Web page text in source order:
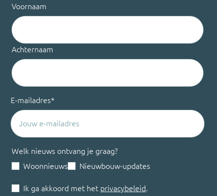
Voornaam
Achternaam
E-mailadres*
Welk nieuws ontvang je graag?
Woonnieuws
Nieuwbouw-updates
Ik ga akkoord met het privacybeleid.